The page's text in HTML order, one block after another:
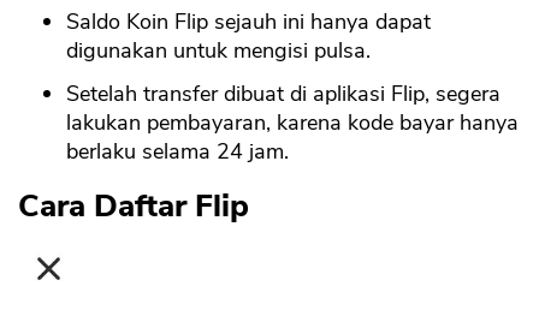
Saldo Koin Flip sejauh ini hanya dapat
digunakan untuk mengisi pulsa.
Setelah transfer dibuat di aplikasi Flip, segera
lakukan pembayaran, karena kode bayar hanya
berlaku selama 24 jam.
Cara Daftar Flip